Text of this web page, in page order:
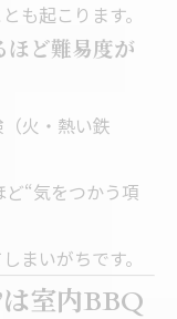
も起こります。
ほど難易度が
火・熱い鉄
“気をつかう項
まいがちです。
室内BBQ